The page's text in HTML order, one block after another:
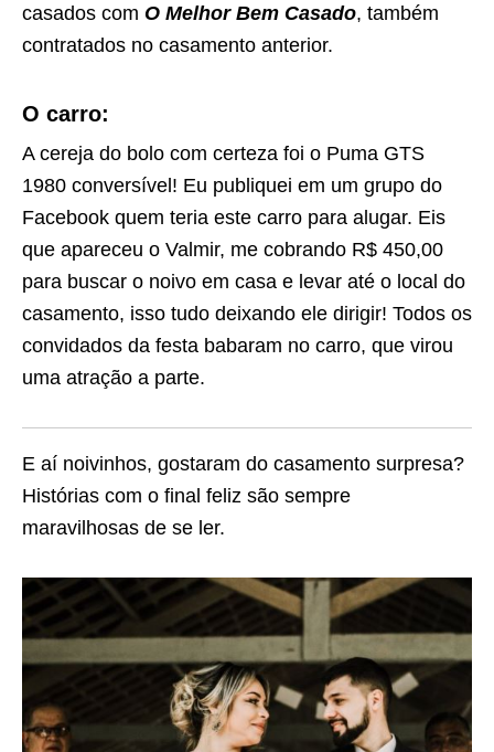
casados com O Melhor Bem Casado, também
contratados no casamento anterior.
O carro:
A cereja do bolo com certeza foi o Puma GTS
1980 conversível! Eu publiquei em um grupo do
Facebook quem teria este carro para alugar. Eis
que apareceu o Valmir, me cobrando R$ 450,00
para buscar o noivo em casa e levar até o local do
casamento, isso tudo deixando ele dirigir! Todos os
convidados da festa babaram no carro, que virou
uma atração a parte.
E aí noivinhos, gostaram do casamento surpresa?
Histórias com o final feliz são sempre
maravilhosas de se ler.